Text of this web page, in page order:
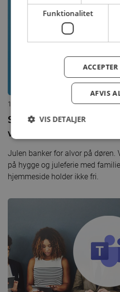
17. december 2020
Sådan får du
website
Julen banker for alvor på døren.
på hygge og juleferie med
hjemmeside holder ikke fri.
Funktionalitet
AFVIS
VIS DETALJER